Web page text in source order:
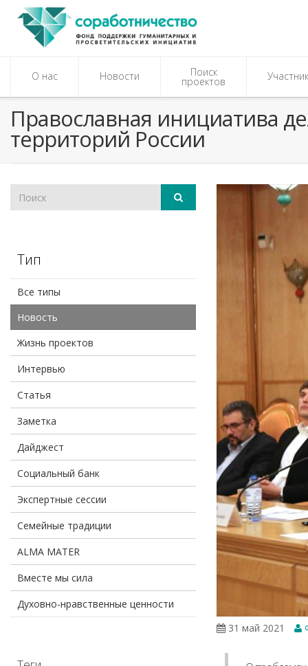
О нас Новости Поиск
проектов
​Православная инициатива
территорий России
Тип
Все типы
Новость
Жизнь проектов
Интервью
Статья
Заметка
Дайджест
Социальный банк
Экспертные сессии
Семейные традиции
ALMA MATER
Вместе мы сила
Духовно-нравственные ценности
31 май 2021